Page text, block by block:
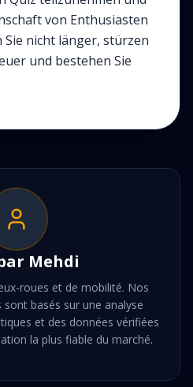
von Enthusiasten
nicht länger, stürzen
und bestehen Sie
Mehdi
roues et de mobilité. Nos
basés sur une analyse
et des données vérifiées
la plus fiable du marché.